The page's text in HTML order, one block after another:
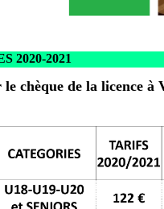
2020-2021
chèque de la licence